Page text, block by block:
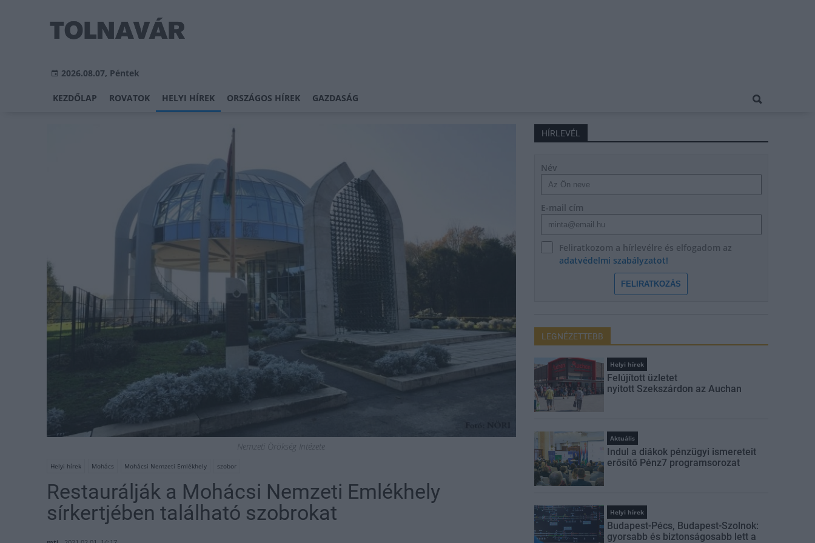
2026.08.07, Péntek
KEZDŐLAP ROVATOK HELYI HÍREK ORSZÁGOS HÍREK GAZDASÁG
Nemzeti Örökség Intézete
Helyi hírek Mohács Mohácsi Nemzeti Emlékhely szobor
Restaurálják a Mohácsi Nemzeti Emlékhely
sírkertjében található szobrokat
HÍRLEVÉL
Név
E-mail cím
Feliratkozom a hírlevélre és elfogadom az
adatvédelmi szabályzatot!
FELIRATKOZÁS
LEGNÉZETTEBB
Helyi hírek
Felújított üzletet
nyitott Szekszárdon az Auchan
Aktuális
Indul a diákok pénzügyi ismereteit
erősítő Pénz7 programsorozat
Helyi hírek
Budapest-Pécs, Budapest-Szolnok:
gyorsabb és biztonságosabb lett a